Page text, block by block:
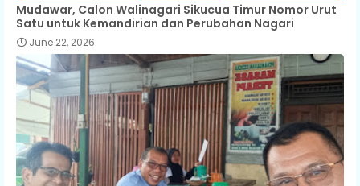
Mudawar, Calon Walinagari Sikucua Timur Nomor Urut
Satu untuk Kemandirian dan Perubahan Nagari
June 22, 2026